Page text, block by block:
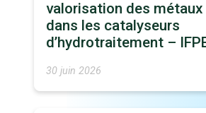
valorisation des
dans les catalyseurs
d’hydrotraitement –
30 juin 2026